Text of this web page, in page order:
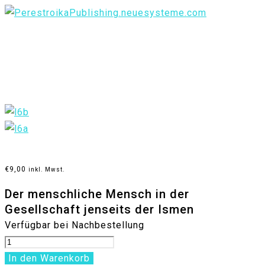
€9,00 inkl. Mwst.
Der menschliche Mensch in der
Gesellschaft jenseits der Ismen
Verfügbar bei Nachbestellung
Der
menschliche
In den Warenkorb